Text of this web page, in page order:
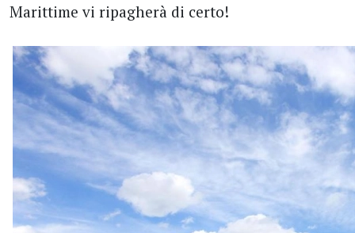
Marittime vi ripagherà di certo!